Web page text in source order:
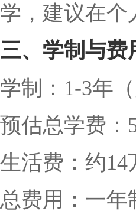
学，建议在个
三、学制与费
学制：1-3年
预估总学费：
生活费：约14
总费用：一年